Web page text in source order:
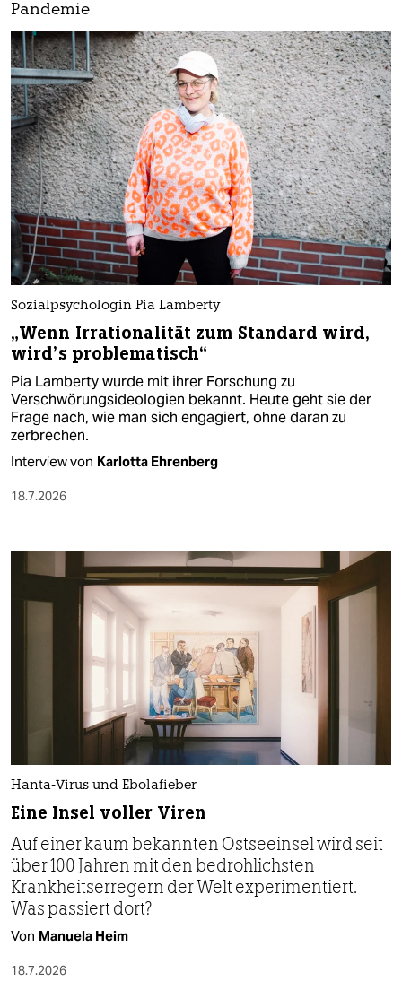
Pandemie
Sozialpsychologin Pia Lamberty
„Wenn Irrationalität zum Standard wird,
wird’s problematisch“
Pia Lamberty wurde mit ihrer Forschung zu
Verschwörungsideologien bekannt. Heute geht sie der
Frage nach, wie man sich engagiert, ohne daran zu
zerbrechen.
Interview von Karlotta Ehrenberg
18.7.2026
Hanta-Virus und Ebolafieber
Eine Insel voller Viren
Auf einer kaum bekannten Ostseeinsel wird seit
über 100 Jahren mit den bedrohlichsten
Krankheitserregern der Welt experimentiert.
Was passiert dort?
Von Manuela Heim
18.7.2026